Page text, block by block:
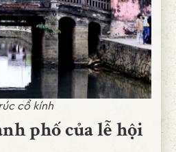
cổ kính
phố của lễ hội